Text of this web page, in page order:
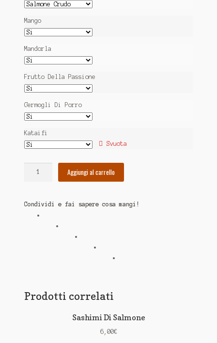
Mango
Mandorla
Frutto Della Passione
Germogli Di Porro
Kataifi
Svuota
Aggiungi al carrello
Condividi e fai sapere cosa mangi!
Prodotti correlati
Sashimi Di Salmone
6,00€